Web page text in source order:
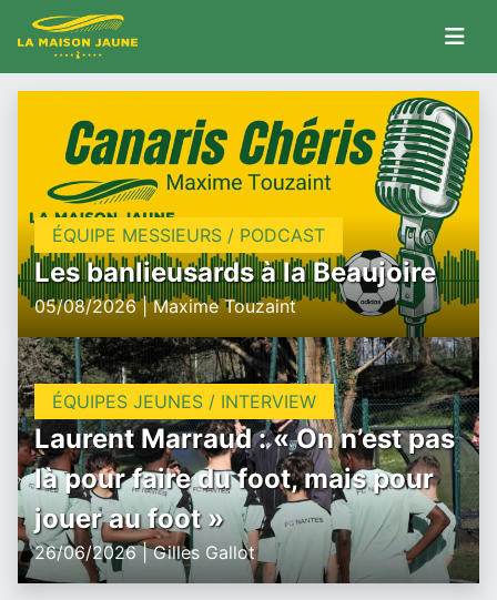
ÉQUIPE MESSIEURS / PODCAST
Les banlieusards à la Beaujoire
05/08/2026 | Maxime Touzaint
ÉQUIPES JEUNES / INTERVIEW
Laurent Marraud : « On n’est pas
là pour faire du foot, mais pour
jouer au foot »
26/06/2026 | Gilles Gallot